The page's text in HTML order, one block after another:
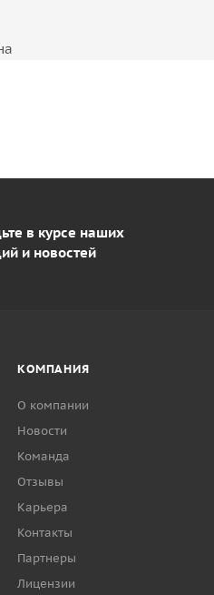
в курсе наших
и новостей
КОМПАНИЯ
О компании
Новости
Команда
Отзывы
Карьера
Контакты
Партнеры
Лицензии